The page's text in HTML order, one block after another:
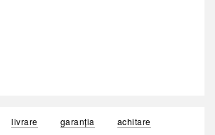
livrare garanția
achitare